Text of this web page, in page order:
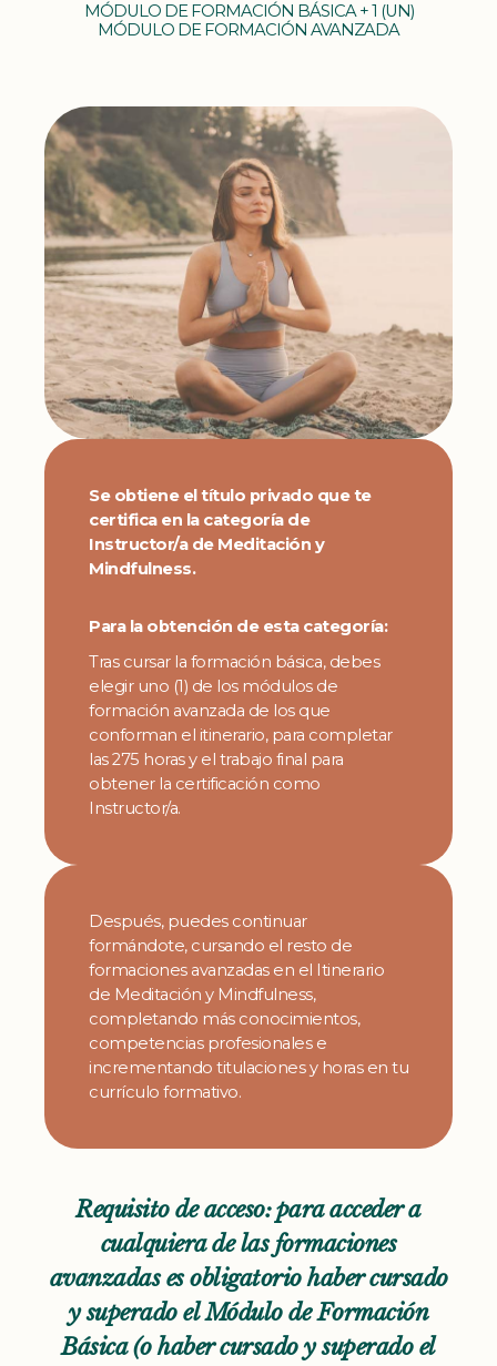
MÓDULO DE FORMACIÓN BÁSICA + 1 (UN)
MÓDULO DE FORMACIÓN AVANZADA
Se obtiene el título privado que te
certifica en la categoría de
Instructor/a de Meditación y
Mindfulness.
Para la obtención de esta categoría:
Tras cursar la formación básica, debes
elegir uno (1) de los módulos de
formación avanzada de los que
conforman el itinerario, para completar
las 275 horas y el trabajo final para
obtener la certificación como
Instructor/a.
Después, puedes continuar
formándote, cursando el resto de
formaciones avanzadas en el Itinerario
de Meditación y Mindfulness,
completando más conocimientos,
competencias profesionales e
incrementando titulaciones y horas en tu
currículo formativo.
Requisito de acceso: para acceder a
cualquiera de las formaciones
avanzadas es obligatorio haber cursado
y superado el Módulo de Formación
Básica (o haber cursado y superado el